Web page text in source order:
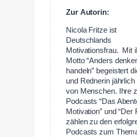
Zur Autorin:
Nicola Fritze ist
Deutschlands
Motivationsfrau. Mit
Motto “Anders
handeln” begeistert
und Rednerin
von Menschen. Ihre
Podcasts “Das
Motivation” und “Der
zählen zu den
Podcasts zum